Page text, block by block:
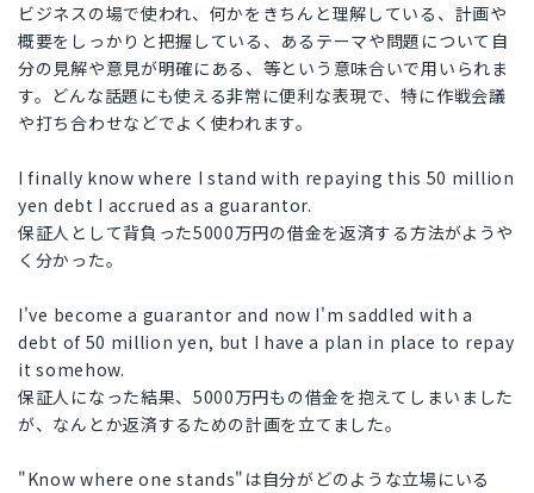
ビジネスの場で使われ、何かをきちんと理解している、計画や
概要をしっかりと把握している、あるテーマや問題について自
分の見解や意見が明確にある、等という意味合いで用いられま
す。どんな話題にも使える非常に便利な表現で、特に作戦会議
や打ち合わせなどでよく使われます。
I finally know where I stand with repaying this 50 million
yen debt I accrued as a guarantor.
保証人として背負った5000万円の借金を返済する方法がようや
く分かった。
I've become a guarantor and now I'm saddled with a
debt of 50 million yen, but I have a plan in place to repay
it somehow.
保証人になった結果、5000万円もの借金を抱えてしまいました
が、なんとか返済するための計画を立てました。
"Know where one stands"は自分がどのような立場にいる